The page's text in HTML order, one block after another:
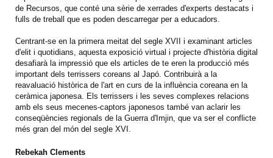
de Recursos, que conté una sèrie de xerrades d'experts destacats i
fulls de treball que es poden descarregar per a educadors.
Centrant-se en la primera meitat del segle XVII i examinant articles
d'elit i quotidians, aquesta exposició virtual i projecte d'història digital
desafiarà la impressió que els articles de te eren la producció més
important dels terrissers coreans al Japó. Contribuirà a la
reavaluació històrica de l'art en curs de la influència coreana en la
ceràmica japonesa. Els terrissers i les seves complexes relacions
amb els seus mecenes-captors japonesos també van aclarir les
conseqüències regionals de la Guerra d'Imjin, que va ser el conflicte
més gran del món del segle XVI.
Rebekah Clements